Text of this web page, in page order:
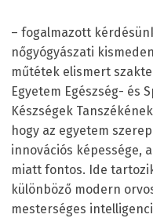
– fogalmazott
nőgyógyászati
műtétek elismert
Egyetem Egészség- és
Készségek
hogy az egyetem
innovációs képessége,
miatt fontos. Ide
különböző modern
mesterséges